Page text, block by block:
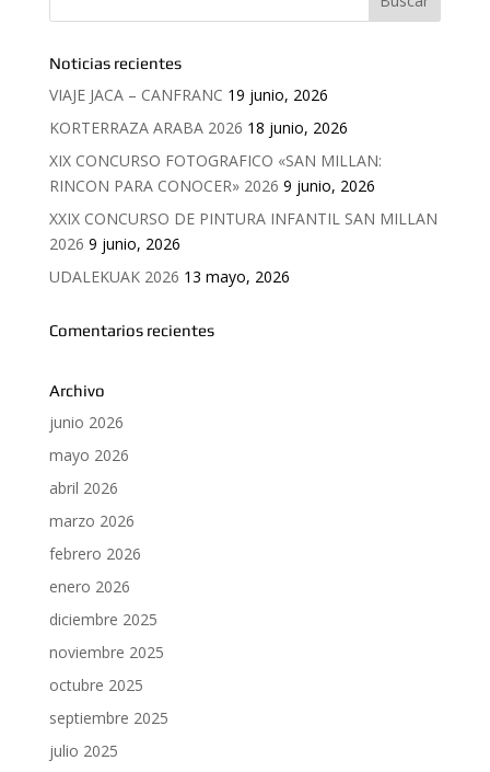
Noticias recientes
VIAJE JACA – CANFRANC 19 junio, 2026
KORTERRAZA ARABA 2026 18 junio, 2026
XIX CONCURSO FOTOGRAFICO «SAN MILLAN:
RINCON PARA CONOCER» 2026 9 junio, 2026
XXIX CONCURSO DE PINTURA INFANTIL SAN MILLAN
2026 9 junio, 2026
UDALEKUAK 2026 13 mayo, 2026
Comentarios recientes
Archivo
junio 2026
mayo 2026
abril 2026
marzo 2026
febrero 2026
enero 2026
diciembre 2025
noviembre 2025
octubre 2025
septiembre 2025
julio 2025